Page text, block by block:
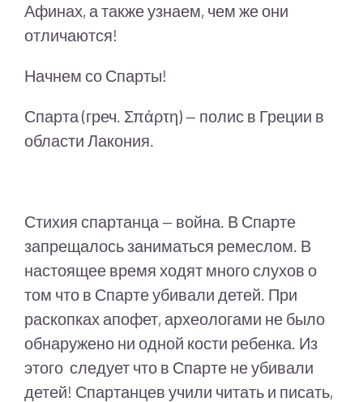
Афинах, а также узнаем, чем же они
отличаются!
Начнем со Спарты!
Спарта (греч. Σπάρτη) — полис в Греции в
области Лакония.
Стихия спартанца — война. В Спарте
запрещалось заниматься ремеслом. В
настоящее время ходят много слухов о
том что в Спарте убивали детей. При
раскопках апофет, археологами не было
обнаружено ни одной кости ребенка. Из
этого следует что в Спарте не убивали
детей! Спартанцев учили читать и писать,